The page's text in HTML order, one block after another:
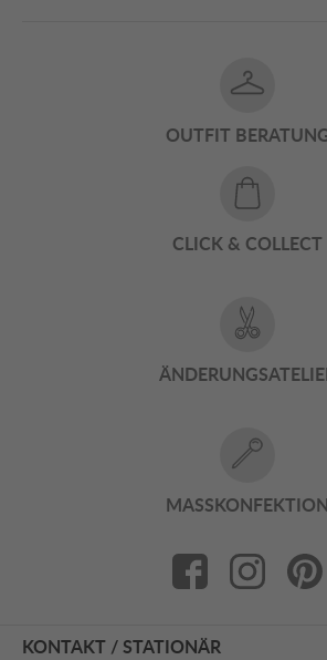
OUTFIT
CLICK & COLLECT
MASSKONFEKTION
KONTAKT / STATIONÄR